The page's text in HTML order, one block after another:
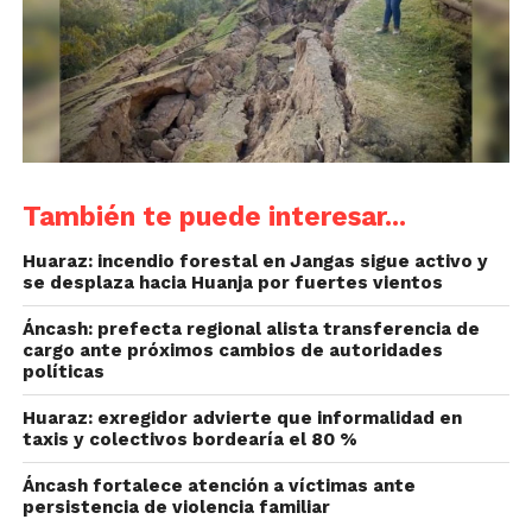
También te puede interesar...
Huaraz: incendio forestal en Jangas sigue activo y
se desplaza hacia Huanja por fuertes vientos
Áncash: prefecta regional alista transferencia de
cargo ante próximos cambios de autoridades
políticas
Huaraz: exregidor advierte que informalidad en
taxis y colectivos bordearía el 80 %
Áncash fortalece atención a víctimas ante
persistencia de violencia familiar